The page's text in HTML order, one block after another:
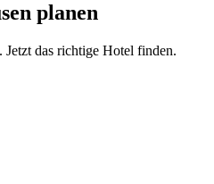
planen
Jetzt das richtige Hotel finden.